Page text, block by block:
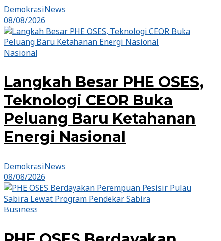
DemokrasiNews
08/08/2026
Nasional
Langkah Besar PHE OSES,
Teknologi CEOR Buka
Peluang Baru Ketahanan
Energi Nasional
DemokrasiNews
08/08/2026
Business